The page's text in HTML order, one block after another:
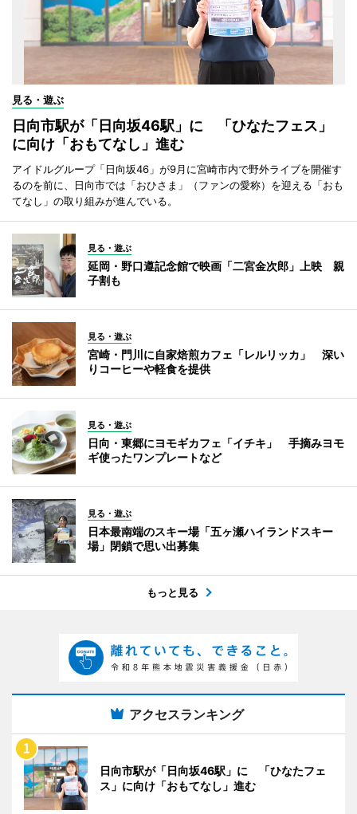
見る・遊ぶ
日向市駅が「日向坂46駅」に 「ひなたフェス」
に向け「おもてなし」進む
アイドルグループ「日向坂46」が9月に宮崎市内で野外ライブを開催す
るのを前に、日向市では「おひさま」（ファンの愛称）を迎える「おも
てなし」の取り組みが進んでいる。
見る・遊ぶ
延岡・野口遵記念館で映画「二宮金次郎」上映 親
子割も
見る・遊ぶ
宮崎・門川に自家焙煎カフェ「レルリッカ」 深い
りコーヒーや軽食を提供
見る・遊ぶ
日向・東郷にヨモギカフェ「イチキ」 手摘みヨモ
ギ使ったワンプレートなど
見る・遊ぶ
日本最南端のスキー場「五ヶ瀬ハイランドスキー
場」閉鎖で思い出募集
もっと見る
アクセスランキング
日向市駅が「日向坂46駅」に 「ひなたフェ
ス」に向け「おもてなし」進む